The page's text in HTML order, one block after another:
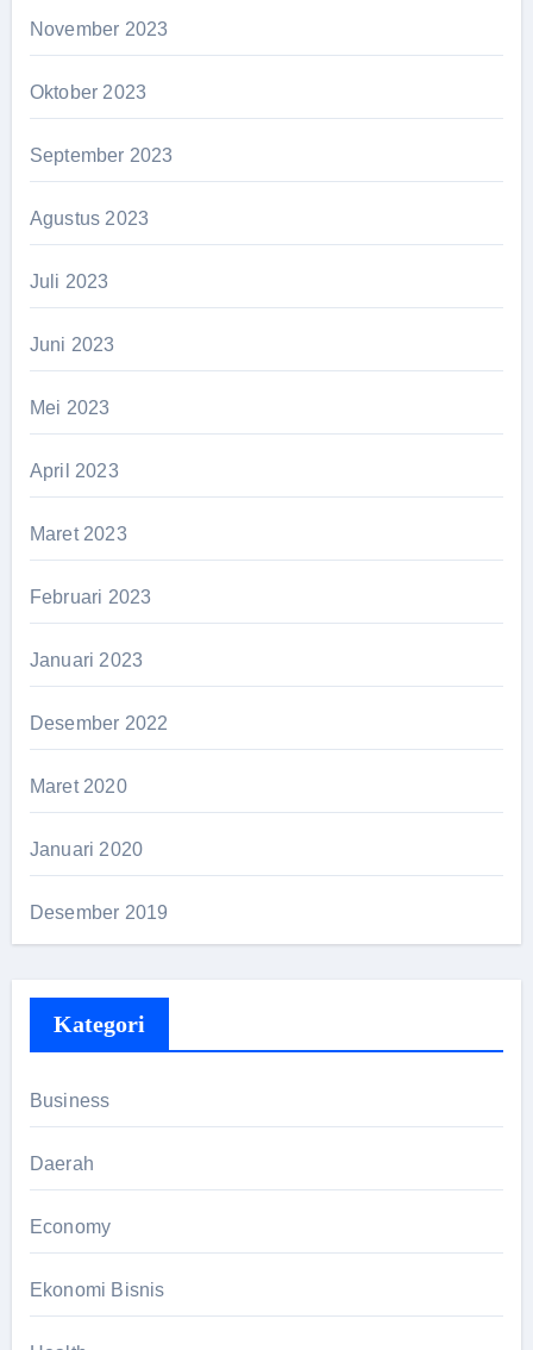
November 2023
Oktober 2023
September 2023
Agustus 2023
Juli 2023
Juni 2023
Mei 2023
April 2023
Maret 2023
Februari 2023
Januari 2023
Desember 2022
Maret 2020
Januari 2020
Desember 2019
Kategori
Business
Daerah
Economy
Ekonomi Bisnis